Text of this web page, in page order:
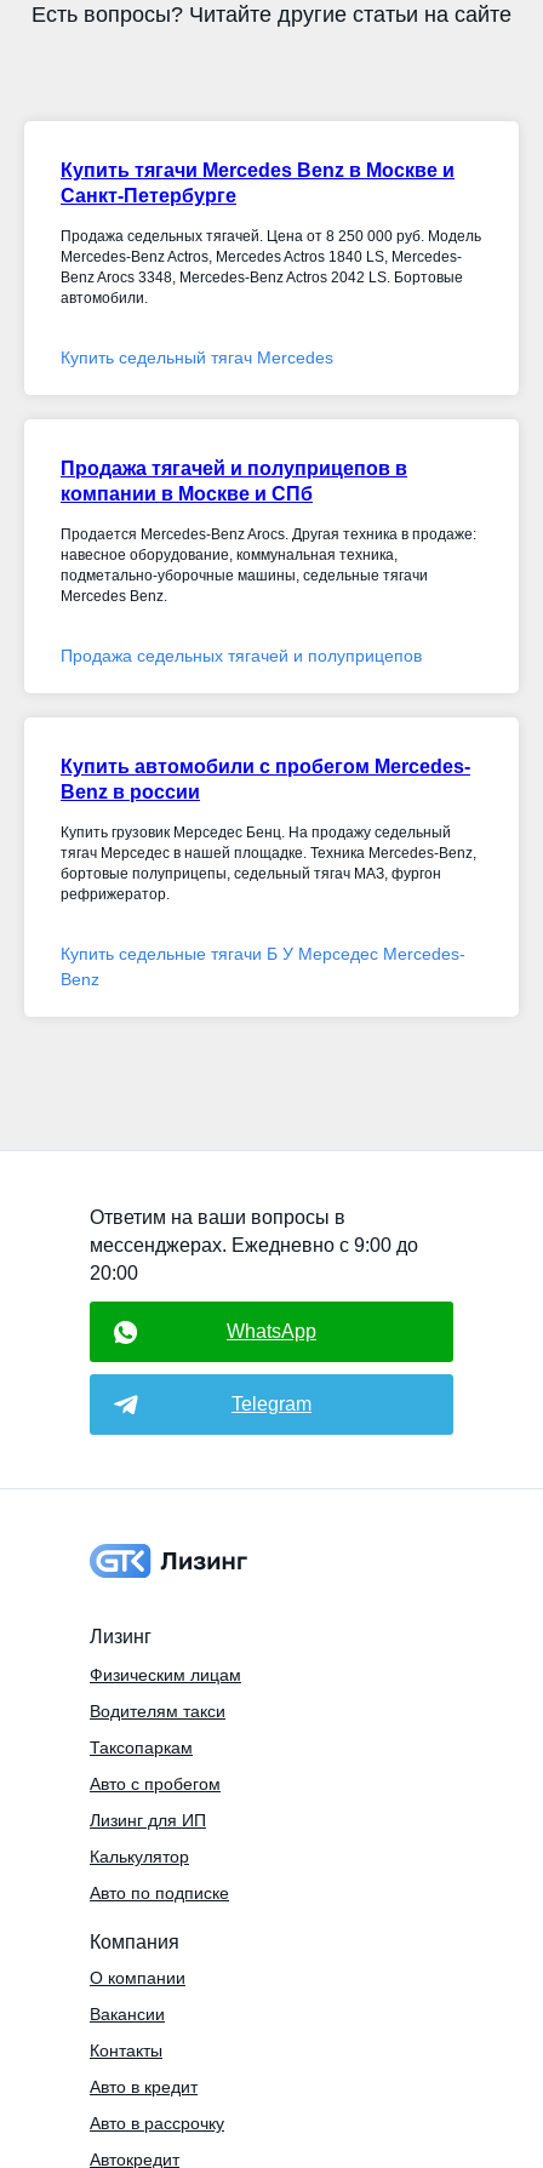
Есть вопросы? Читайте другие статьи на сайте
Купить тягачи Mercedes Benz в Москве и
Санкт-Петербурге
Продажа седельных тягачей. Цена от 8 250 000 руб. Модель
Mercedes-Benz Actros, Mercedes Actros 1840 LS, Mercedes-
Benz Arocs 3348, Mercedes-Benz Actros 2042 LS. Бортовые
автомобили.
Купить седельный тягач Mercedes
Продажа тягачей и полуприцепов в
компании в Москве и СПб
Продается Mercedes-Benz Arocs. Другая техника в продаже:
навесное оборудование, коммунальная техника,
подметально-уборочные машины, седельные тягачи
Mercedes Benz.
Продажа седельных тягачей и полуприцепов
Купить автомобили с пробегом Mercedes-
Benz в россии
Купить грузовик Мерседес Бенц. На продажу седельный
тягач Мерседес в нашей площадке. Техника Mercedes-Benz,
бортовые полуприцепы , седельный тягач МАЗ, фургон
рефрижератор
Купить седельные тягачи Б У Мерседес Mercedes-
Benz
Ответим на ваши вопросы в
мессенджерах. Ежедневно с 9:00 до
20:00
Telegram
WhatsApp
Компания
О компании
Вакансии
Контакты
Лизинг
Водителям такси
Физическим лицам
Таксопаркам
Авто с пробегом
Авто в кредит
Авто в рассрочку
Автокредит
Лизинг для ИП
Калькулятор
Авто по подписке